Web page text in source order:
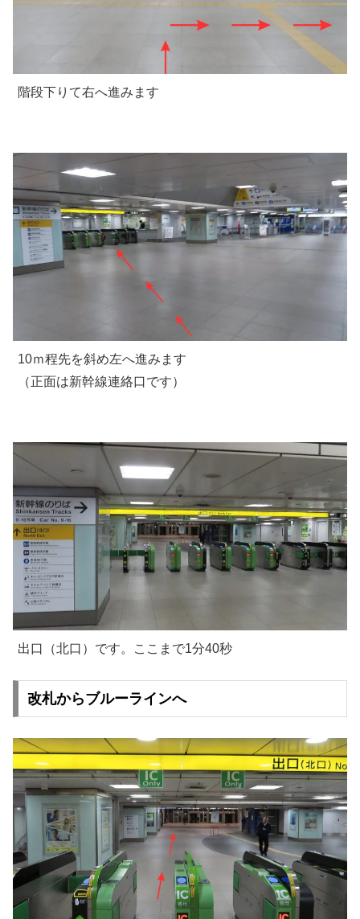
階段下りて右へ進みます
10ｍ程先を斜め左へ進みます
（正面は新幹線連絡口です）
出口（北口）です。ここまで1分40秒
改札からブルーラインへ